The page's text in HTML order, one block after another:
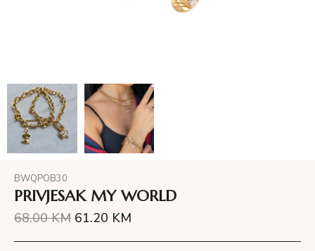
BWQPOB30
PRIVJESAK MY WORLD
68.00KM 61.20 KM